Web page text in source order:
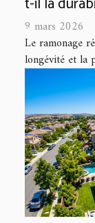
9 mars 2026
Le ramonage
longévité et la